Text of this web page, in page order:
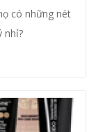
có những nét
nhỉ?